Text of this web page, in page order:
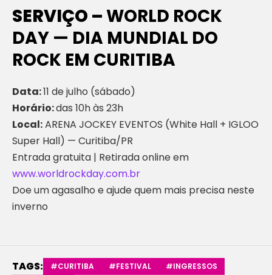
SERVIÇO –WORLD ROCK
DAY — DIA MUNDIAL DO
ROCK EM CURITIBA
Data:11 de julho (sábado)
Horário:das 10h às 23h
Local:ARENA JOCKEY EVENTOS (White Hall + IGLOO
Super Hall) — Curitiba/PR
Entrada gratuita | Retirada online em
www.worldrockday.com.br
Doe um agasalho e ajude quem mais precisa neste
inverno
TAGS: #CURITIBA #FESTIVAL
#INGRESSOS